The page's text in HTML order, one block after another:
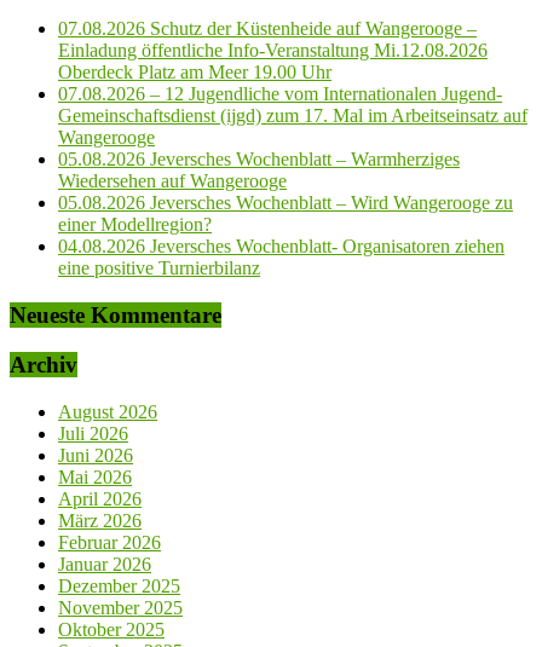
07.08.2026 Schutz der Küstenheide auf Wangerooge –
Einladung öffentliche Info-Veranstaltung Mi.12.08.2026
Oberdeck Platz am Meer 19.00 Uhr
07.08.2026 – 12 Jugendliche vom Internationalen Jugend-
Gemeinschaftsdienst (ijgd) zum 17. Mal im Arbeitseinsatz auf
Wangerooge
05.08.2026 Jeversches Wochenblatt – Warmherziges
Wiedersehen auf Wangerooge
05.08.2026 Jeversches Wochenblatt – Wird Wangerooge zu
einer Modellregion?
04.08.2026 Jeversches Wochenblatt- Organisatoren ziehen
eine positive Turnierbilanz
Neueste Kommentare
Archiv
August 2026
Juli 2026
Juni 2026
Mai 2026
April 2026
März 2026
Februar 2026
Januar 2026
Dezember 2025
November 2025
Oktober 2025